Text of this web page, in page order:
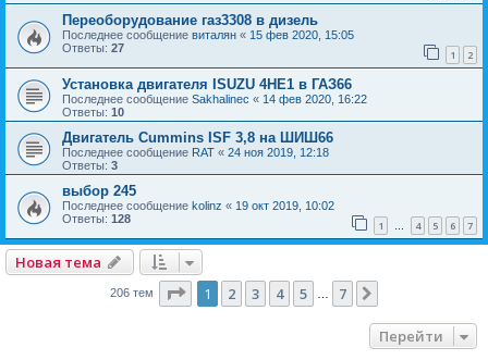
Переоборудование газ3308 в дизель
Последнее сообщение виталян « 15 фев 2020, 15:05
Ответы: 27 1 2
Установка двигателя ISUZU 4HE1 в ГАЗ66
Последнее сообщение Sakhalinec « 14 фев 2020, 16:22
Ответы: 10
Двигатель Cummins ISF 3,8 на ШИШ66
Последнее сообщение RAT « 24 ноя 2019, 12:18
Ответы: 3
выбор 245
Последнее сообщение kolinz « 19 окт 2019, 10:02
Ответы: 128 1 … 4 5 6 7
Новая тема
206 тем Страница из 7
1 2 3 4 5 7
Перейти